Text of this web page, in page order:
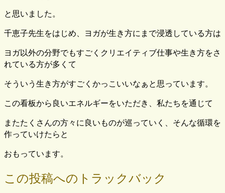
と思いました。
千恵子先生をはじめ、ヨガが生き方にまで浸透している方は
ヨガ以外の分野でもすごくクリエイティブ仕事や生き方をさ
れている方が多くて
そういう生き方がすごくかっこいいなぁと思っています。
この看板から良いエネルギーをいただき、私たちを通じて
またたくさんの方々に良いものが巡っていく、そんな循環を
作っていけたらと
おもっています。
この投稿へのトラックバック